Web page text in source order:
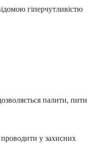
гіперчутливістю
палити, пити
у захисних